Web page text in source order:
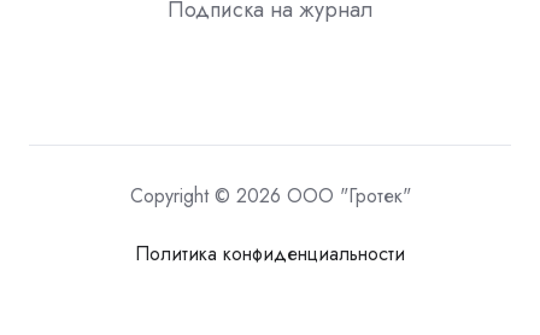
Подписка на журнал
Copyright © 2026 ООО "Гротек"
Политика конфиденциальности